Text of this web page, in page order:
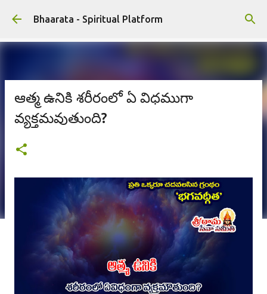
ప్రధాన కంటెంట్‌కు దాటవేయి
Bhaarata - Spiritual Platform
ఆత్మ ఉనికి శరీరంలో ఏ విధముగా
వ్యక్తమవుతుంది?